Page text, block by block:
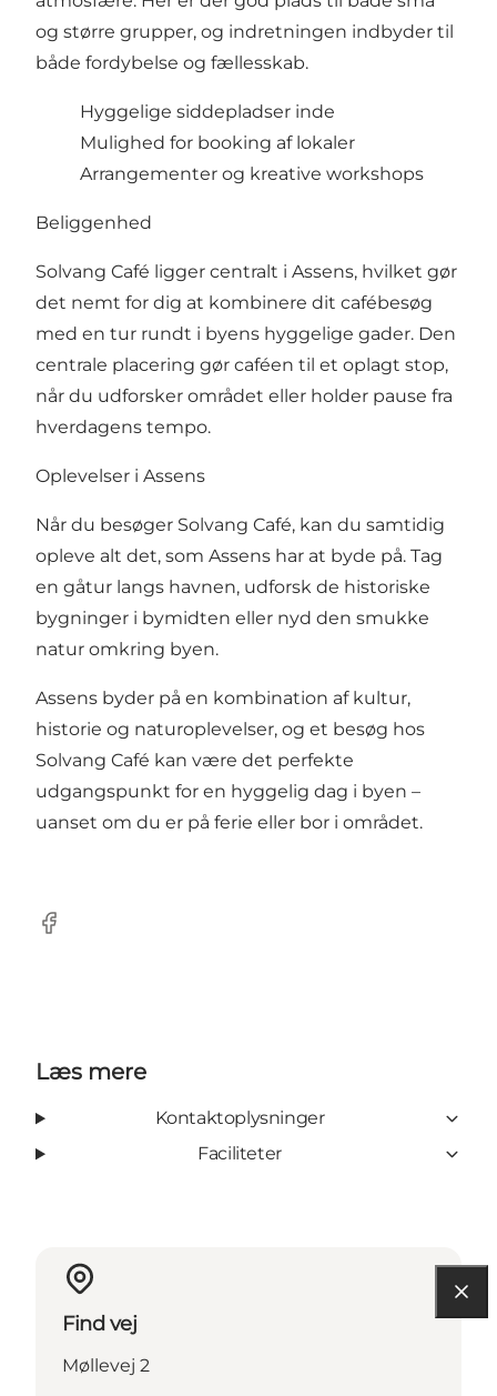
og større grupper, og indretningen indbyder til
både fordybelse og fællesskab.
Hyggelige siddepladser inde
Mulighed for booking af lokaler
Arrangementer og kreative workshops
Beliggenhed
Solvang Café ligger centralt i Assens, hvilket gør
det nemt for dig at kombinere dit cafébesøg
med en tur rundt i byens hyggelige gader. Den
centrale placering gør caféen til et oplagt stop,
når du udforsker området eller holder pause fra
hverdagens tempo.
Oplevelser i Assens
Når du besøger Solvang Café, kan du samtidig
opleve alt det, som Assens har at byde på. Tag
en gåtur langs havnen, udforsk de historiske
bygninger i bymidten eller nyd den smukke
natur omkring byen.
Assens byder på en kombination af kultur,
historie og naturoplevelser, og et besøg hos
Solvang Café kan være det perfekte
udgangspunkt for en hyggelig dag i byen –
uanset om du er på ferie eller bor i området.
Facebook
Læs mere
Kontaktoplysninger
Faciliteter
Find vej
Møllevej 2